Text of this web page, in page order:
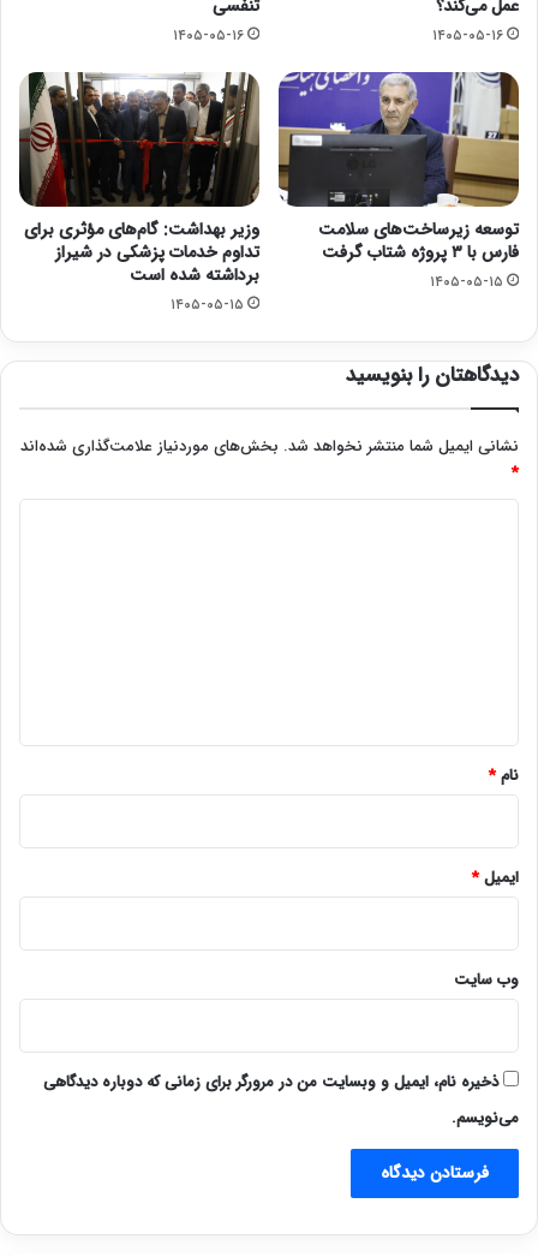
عمل می‌کند؟
۱۴۰۵-۰۵-۱۶
تنفسی
۱۴۰۵-۰۵-۱۶
توسعه زیرساخت‌های سلامت
فارس با ۳ پروژه شتاب گرفت
۱۴۰۵-۰۵-۱۵
وزیر بهداشت: گام‌های مؤثری برای
تداوم خدمات پزشکی در شیراز
برداشته شده است
۱۴۰۵-۰۵-۱۵
دیدگاهتان را بنویسید
نشانی ایمیل شما منتشر نخواهد شد. بخش‌های موردنیاز علامت‌گذاری شده‌اند
*
نام*
ایمیل*
وب‌ سایت
ذخیره نام، ایمیل و وبسایت من در مرورگر برای زمانی که دوباره دیدگاهی
می‌نویسم.